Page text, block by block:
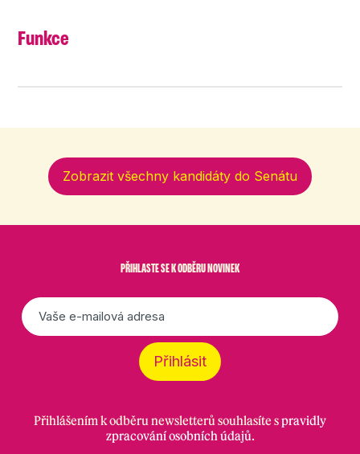
Funkce
Zobrazit všechny kandidáty do Senátu
PŘIHLASTE SE K ODBĚRU NOVINEK
E-
mail
Přihlásit
Přihlášením k odběru newsletterů souhlasíte spravidly
zpracování osobních údajů.